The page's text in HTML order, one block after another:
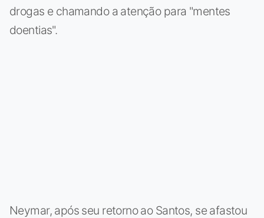
drogas e chamando a atenção para "mentes
doentias".
Neymar, após seu retorno ao Santos, se afastou